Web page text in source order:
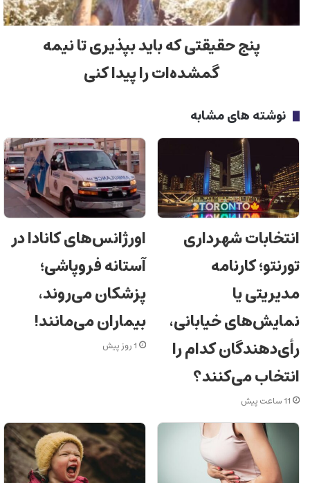
پنج حقیقتی که باید بپذیری تا نیمه‌
گمشده‌ات را پیدا کنی
نوشته های مشابه
انتخابات شهرداری
تورنتو؛ کارنامه
مدیریتی یا
نمایش‌های خیابانی،
رأی‌دهندگان کدام را
انتخاب می‌کنند؟
11 ساعت پیش
اورژانس‌های کانادا در
آستانه فروپاشی؛
پزشکان می‌روند،
بیماران می‌مانند!
1 روز پیش